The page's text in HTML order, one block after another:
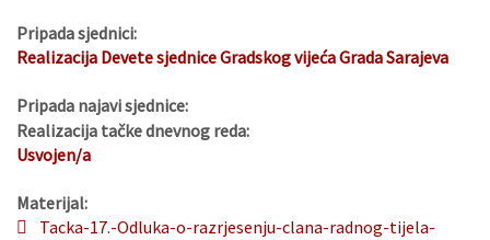
Pripada sjednici:
Realizacija Devete sjednice Gradskog vijeća Grada Sarajeva
Pripada najavi sjednice:
Realizacija tačke dnevnog reda:
Usvojen/a
Materijal:
Tacka-17.-Odluka-o-razrjesenju-clana-radnog-tijela-